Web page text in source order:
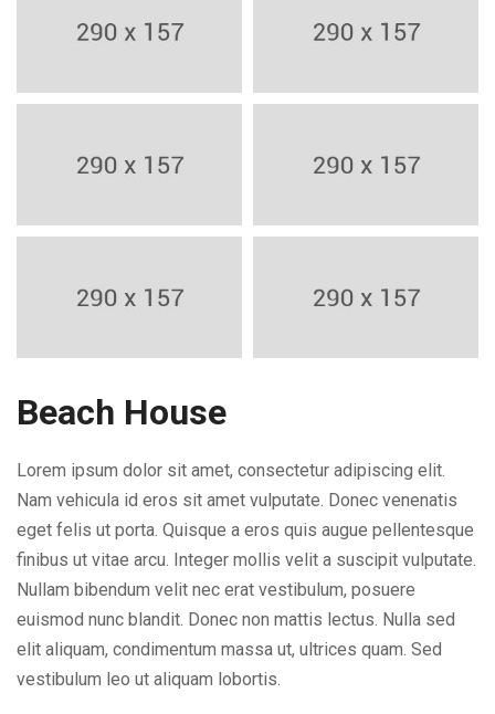
Beach House
Lorem ipsum dolor sit amet, consectetur adipiscing elit.
Nam vehicula id eros sit amet vulputate. Donec venenatis
eget felis ut porta. Quisque a eros quis augue pellentesque
finibus ut vitae arcu. Integer mollis velit a suscipit vulputate.
Nullam bibendum velit nec erat vestibulum, posuere
euismod nunc blandit. Donec non mattis lectus. Nulla sed
elit aliquam, condimentum massa ut, ultrices quam. Sed
vestibulum leo ut aliquam lobortis.